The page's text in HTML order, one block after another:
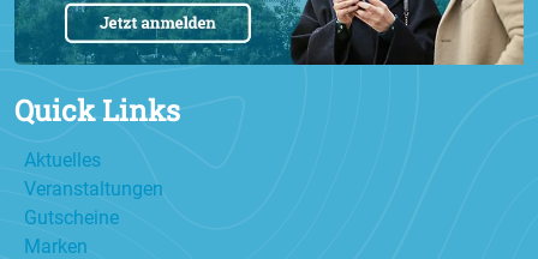
Quick Links
Aktuelles
Veranstaltungen
Gutscheine
Marken